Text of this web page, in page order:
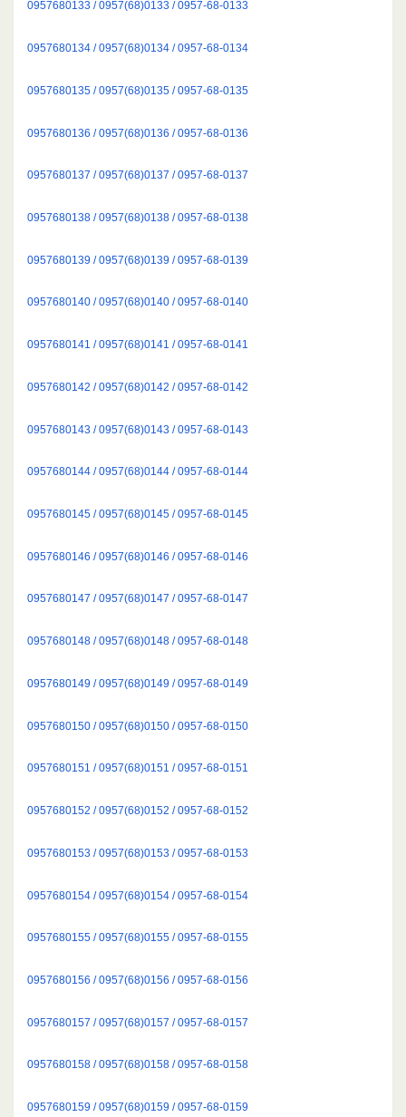
0957680133 / 0957(68)0133 / 0957-68-0133
0957680134 / 0957(68)0134 / 0957-68-0134
0957680135 / 0957(68)0135 / 0957-68-0135
0957680136 / 0957(68)0136 / 0957-68-0136
0957680137 / 0957(68)0137 / 0957-68-0137
0957680138 / 0957(68)0138 / 0957-68-0138
0957680139 / 0957(68)0139 / 0957-68-0139
0957680140 / 0957(68)0140 / 0957-68-0140
0957680141 / 0957(68)0141 / 0957-68-0141
0957680142 / 0957(68)0142 / 0957-68-0142
0957680143 / 0957(68)0143 / 0957-68-0143
0957680144 / 0957(68)0144 / 0957-68-0144
0957680145 / 0957(68)0145 / 0957-68-0145
0957680146 / 0957(68)0146 / 0957-68-0146
0957680147 / 0957(68)0147 / 0957-68-0147
0957680148 / 0957(68)0148 / 0957-68-0148
0957680149 / 0957(68)0149 / 0957-68-0149
0957680150 / 0957(68)0150 / 0957-68-0150
0957680151 / 0957(68)0151 / 0957-68-0151
0957680152 / 0957(68)0152 / 0957-68-0152
0957680153 / 0957(68)0153 / 0957-68-0153
0957680154 / 0957(68)0154 / 0957-68-0154
0957680155 / 0957(68)0155 / 0957-68-0155
0957680156 / 0957(68)0156 / 0957-68-0156
0957680157 / 0957(68)0157 / 0957-68-0157
0957680158 / 0957(68)0158 / 0957-68-0158
0957680159 / 0957(68)0159 / 0957-68-0159